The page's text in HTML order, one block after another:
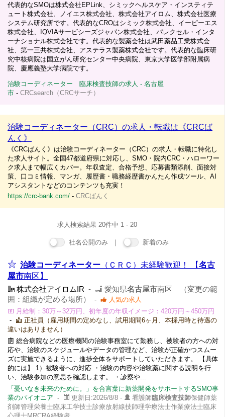
代表的なSMOは株式会社EPLink、シミックヘルスケア・インスティテ
ュート株式会社、ノイエス株式会社、株式会社アイロム、株式会社医療
システム研究所です。代表的なCROはシミック株式会社、イーピーエス
株式会社、IQVIAサービシーズジャパン株式会社、パレクセル・インタ
ーナショナル株式会社です。代表的な製薬会社は武田薬品工業株式会
社、第一三共株式会社、アステラス製薬株式会社です。代表的な臨床研
究中核病院は国立がん研究センター中央病院、東京大学医学部附属病
院、慶應義塾大学病院です。
治験コーディネーター 臨床検査技師の求人 - 名古屋
市 - CRCsearch（CRCサーチ）
治験コーディネーター（CRC）の求人・転職は《CRCば
んく》
《CRCばんく》は治験コーディネーター（CRC）の求人・転職に特化し
た求人サイト。全国47都道府県に対応し、SMO・院内CRC・ハローワー
ク求人まで幅広くカバー。年収査定、合格予想、応募書類添削、面接対
策、口コミ情報、マンガ、履歴書・職務経歴書かんたん作成ツール、AI
アシスタントなどのコンテンツも充実！
https://crc-bank.com/ - CRCばんく
求人検索結果 20件中 1 - 20
社名公開のみ ｜ 新着のみ
治験コーディネーター （ＣＲＣ）未経験歓迎！ 【名古
屋市南区】
株式会社アイロムIR - 愛知県名古屋市南区 （変更の範
囲：組織が定める場所）
-
人気の求人
月給制：30万～32万円、初年度の年収イメージ：420万円～450万円
-
正社員（雇用期間の定めなし、試用期間6ヶ月、本採用時と待遇の
違いはありません）
総合病院などの医療機関の治験事務室にて勤務し、被験者の方への対
応や、治験のスケジュールやデータの管理など、治験が正確かつスムー
ズに実施できるように、進捗全体をサポートしていただきます。 【具体
的には】 1）被験者への対応 ・治験の内容や治験薬に関する説明を行
い、治験参加の意思を確認します。 ・診察や...
「憂いなき未来のために。」を合言葉に新薬開発をサポートするSMO事
業のパイオニア - 更新日:2026/8/8 - 看護師 臨床検査技師保健師薬
剤師管理栄養士臨床工学技士診療放射線技師理学療法士作業療法士臨床